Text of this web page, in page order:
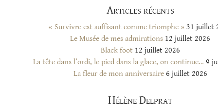
Articles récents
« Survivre est suffisant comme triomphe » 31 juillet
Le Musée de mes admirations 12 juillet 2026
Black foot 12 juillet 2026
La tête dans l’ordi, le pied dans la glace, on continue… 9
La fleur de mon anniversaire 6 juillet 2026
Hélène Delprat